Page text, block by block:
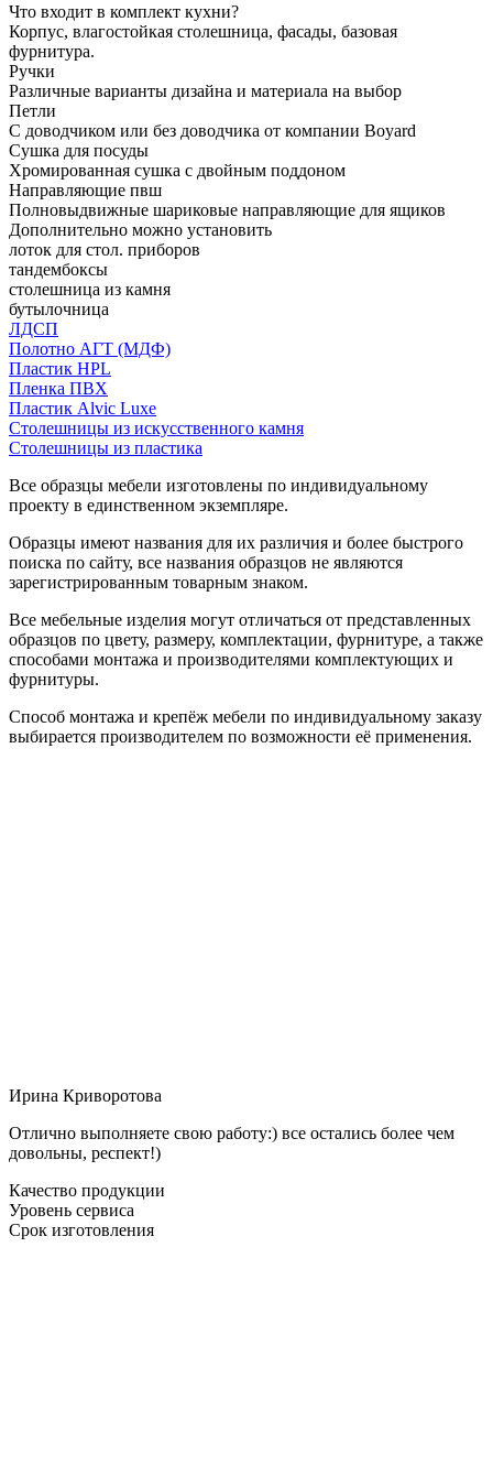
Что входит в комплект кухни?
Корпус, влагостойкая столешница, фасады, базовая
фурнитура.
Ручки
Различные варианты дизайна и материала на выбор
Петли
С доводчиком или без доводчика от компании Boyard
Сушка для посуды
Хромированная сушка с двойным поддоном
Направляющие пвш
Полновыдвижные шариковые направляющие для ящиков
Дополнительно можно установить
лоток для стол. приборов
тандембоксы
столешница из камня
бутылочница
ЛДСП
Полотно АГТ (МДФ)
Пластик HPL
Пленка ПВХ
Пластик Alvic Luxe
Столешницы из искусственного камня
Столешницы из пластика
Все образцы мебели изготовлены по индивидуальному
проекту в единственном экземпляре.
Образцы имеют названия для их различия и более быстрого
поиска по сайту, все названия образцов не являются
зарегистрированным товарным знаком.
Все мебельные изделия могут отличаться от представленных
образцов по цвету, размеру, комплектации, фурнитуре, а также
способами монтажа и производителями комплектующих и
фурнитуры.
Способ монтажа и крепёж мебели по индивидуальному заказу
выбирается производителем по возможности её применения.
Ирина Криворотова
Отлично выполняете свою работу:) все остались более чем
довольны, респект!)
Качество продукции
Уровень сервиса
Срок изготовления